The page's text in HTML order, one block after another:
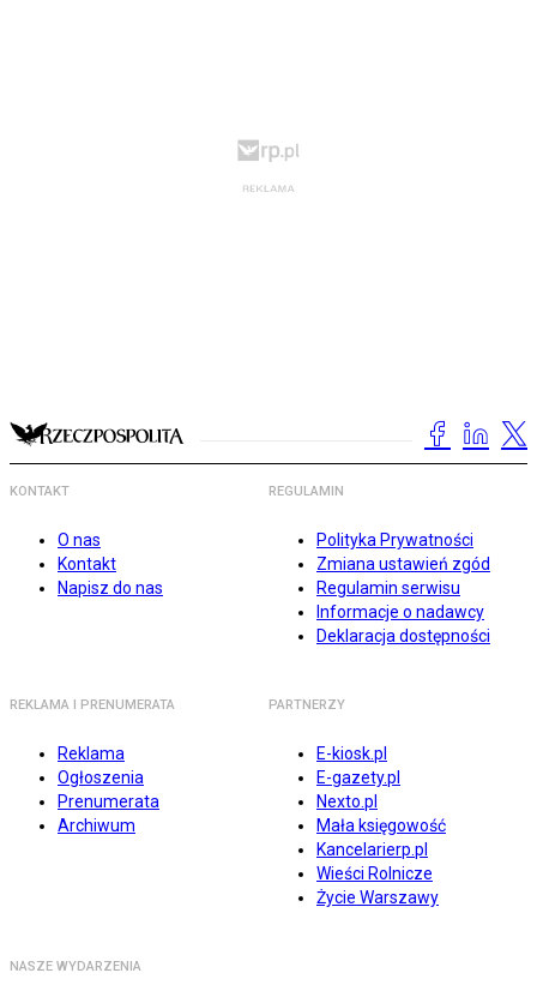
KONTAKT
O nas
Kontakt
Napisz do nas
REGULAMIN
Polityka Prywatności
Zmiana ustawień zgód
Regulamin serwisu
Informacje o nadawcy
Deklaracja dostępności
REKLAMA I PRENUMERATA
Reklama
Ogłoszenia
Prenumerata
Archiwum
PARTNERZY
E-kiosk.pl
E-gazety.pl
Nexto.pl
Mała księgowość
Kancelarierp.pl
Wieści Rolnicze
Życie Warszawy
NASZE WYDARZENIA